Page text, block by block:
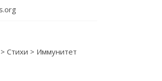
> Стихи > Иммунитет